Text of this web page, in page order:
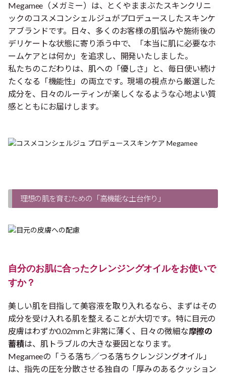
Megamee（メガミー）は、とくやままぶたスキンクリニ
ックのコスメコンシェルジュがプロデュースしたスキンケ
アブランドです。日々、多くのお客様の肌悩みや施術後の
デリケートな状態に寄り添う中で、「本当に肌に必要なホ
ームケアとは何か」を追求し、開発いたしました。
私たちのこだわりは、肌への「優しさ」と、毎日使い続け
たくなる「機能性」の両立です。現場の視点から厳選した
成分を、日々のルーティンが楽しくなるような心地よい質
感とともにお届けします。
理想の肌を育むための「高機能な土台作り」
自分のお肌に合ったクレンジングオイルをお使いで
すか？
美しい肌を目指して美容液を取り入れるなら、まずはその
成分を受け入れる肌を整えることが大切です。特に目元の
皮膚はわずか0.02mmと非常に薄く、日々の微細な摩擦の
蓄積は、肌トラブルの大きな要因となります。
Megameeの「うる落ち／つる落ちクレンジングオイル」
は、指先の圧を分散させる独自の「厚みのあるクッション